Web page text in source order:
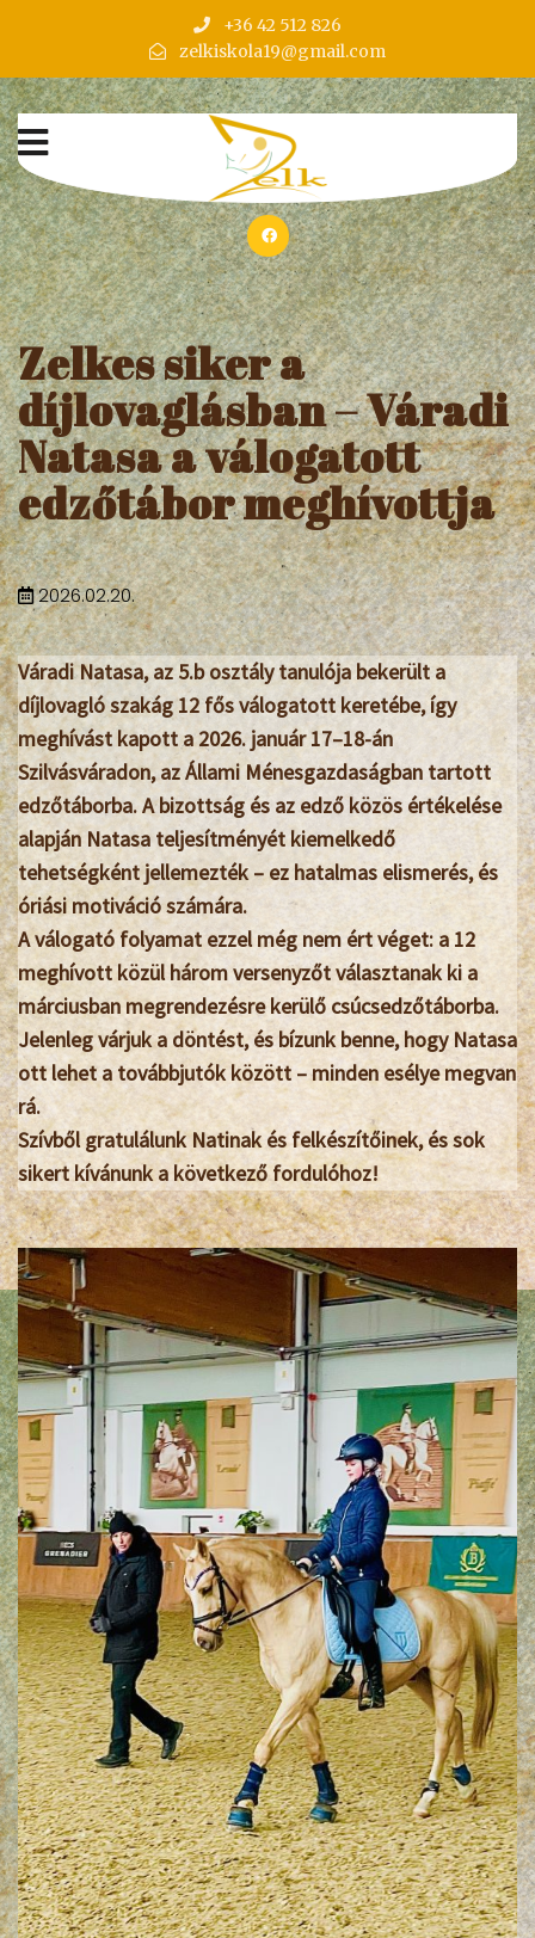
+36 42 512 826
zelkiskola19@gmail.com
Zelkes siker a
díjlovaglásban – Váradi
Natasa a válogatott
edzőtábor meghívottja
2026.02.20.
Váradi Natasa, az 5.b osztály tanulója bekerült a
díjlovagló szakág 12 fős válogatott keretébe, így
meghívást kapott a 2026. január 17–18-án
Szilvásváradon, az Állami Ménesgazdaságban tartott
edzőtáborba. A bizottság és az edző közös értékelése
alapján Natasa teljesítményétkiemelkedő
tehetségkéntjellemezték – ez hatalmas elismerés, és
óriási motiváció számára.
A válogató folyamat ezzel még nem ért véget: a 12
meghívott közülhárom versenyzőtválasztanak ki a
márciusban megrendezésre kerülő csúcsedzőtáborba.
Jelenleg várjuk a döntést, és bízunk benne, hogy Natasa
ott lehet a továbbjutók között – minden esélye megvan
rá.
Szívből gratulálunk Natinak és felkészítőinek, és sok
sikert kívánunk a következő fordulóhoz!